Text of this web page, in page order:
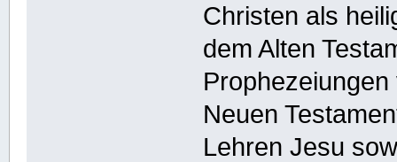
Christen als
dem Alten
Neuen
Lehren Jesu